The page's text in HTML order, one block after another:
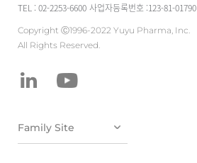
TEL : 02-2253-6600 사업자등록번호 :123-81-01790
Copyright Ⓒ1996-2022 Yuyu Pharma, Inc.
All Rights Reserved.
유유테이진메디
케어